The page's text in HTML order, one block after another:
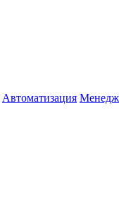
Автоматизация